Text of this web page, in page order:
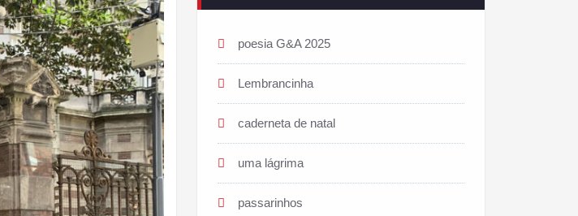
poesia G&A 2025
Lembrancinha
caderneta de natal
uma lágrima
passarinhos